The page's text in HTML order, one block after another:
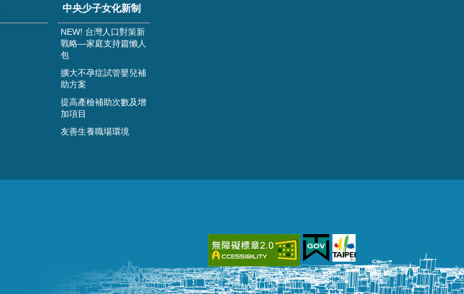
中央少子女化新制
NEW! 台灣人口對策新
戰略—家庭支持篇懶人
包
擴大不孕症試管嬰兒補
助方案
提高產檢補助次數及增
加項目
友善生養職場環境